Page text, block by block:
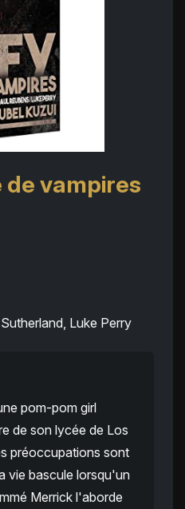
de vampires
Luke Perry
pom-pom girl
de son lycée de Los
préoccupations sont
vie bascule lorsqu'un
Merrick l'aborde